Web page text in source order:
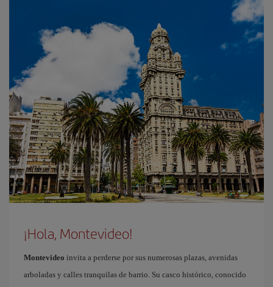
¡Hola, Montevideo!
Montevideo invita a perderse por sus numerosas plazas, avenidas
arboladas y calles tranquilas de barrio. Su casco histórico, conocido